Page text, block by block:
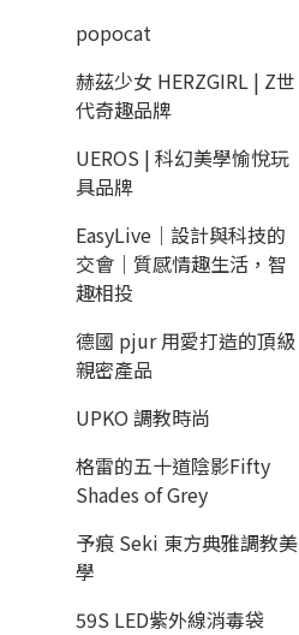
popocat
赫茲少女 HERZGIRL | Z世
代奇趣品牌
UEROS | 科幻美學愉悅玩
具品牌
EasyLive｜設計與科技的
交會｜質感情趣生活，智
趣相投
德國 pjur 用愛打造的頂級
親密產品
UPKO 調教時尚
格雷的五十道陰影Fifty
Shades of Grey
予痕 Seki 東方典雅調教美
學
59S LED紫外線消毒袋